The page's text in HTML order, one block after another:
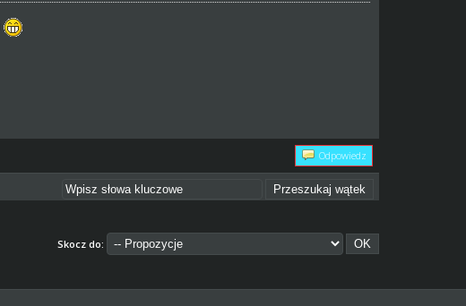
Odpowiedz
Skocz do: